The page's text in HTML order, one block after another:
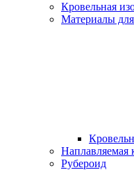
Кровельная
Материалы
Наплавляемая
Рубероид